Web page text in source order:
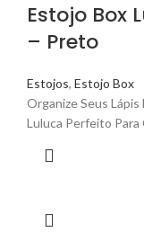
Estojo Box
– Preto
Estojos, Estojo Box
Organize Seus
Luluca Perfeito Para